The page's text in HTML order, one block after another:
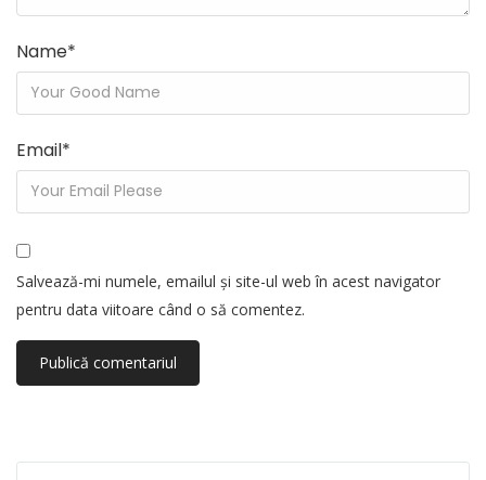
Name*
Email*
Salvează-mi numele, emailul și site-ul web în acest navigator
pentru data viitoare când o să comentez.